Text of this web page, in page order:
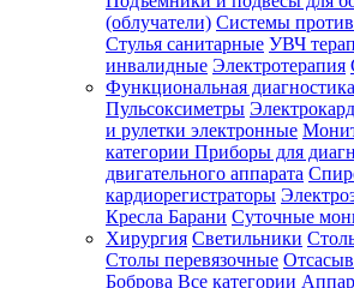
(облучатели) Системы
Стулья санитарные УВЧ
инвалидные Электротерапия
Функциональная диагностика
Пульсоксиметры
и рулетки электронные
категории Приборы для
двигательного аппарата
кардиорегистраторы
Кресла Барани Суточные
Хирургия Светильники
Столы перевязочные
Боброва Все категории